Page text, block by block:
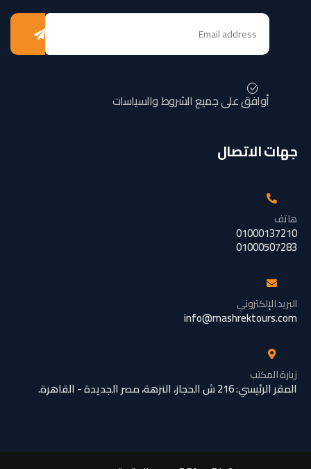
أوافق على جميع الشروط والسياسات
جهات الاتصال
هاتف
01000137210
01000507283
البريد الإلكتروني
info@mashrektours.com
زيارة المكتب
المقر الرئيسي: 216 ش الحجاز، النزهة، مصر الجديدة - القاهرة.